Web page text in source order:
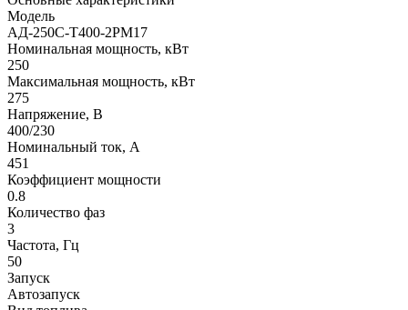
Модель
АД-250С-Т400-2РМ17
Номинальная мощность, кВт
250
Максимальная мощность, кВт
275
Напряжение, В
400/230
Номинальный ток, А
451
Коэффициент мощности
0.8
Количество фаз
3
Частота, Гц
50
Запуск
Автозапуск